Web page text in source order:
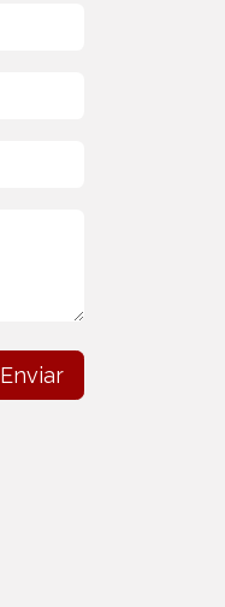
Enviar